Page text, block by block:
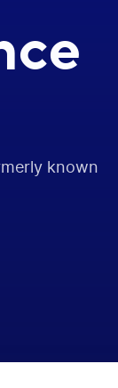
known